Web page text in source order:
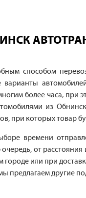
способом
более часа, при
из
при которых товар
времени
от
или при
предлагаем другие